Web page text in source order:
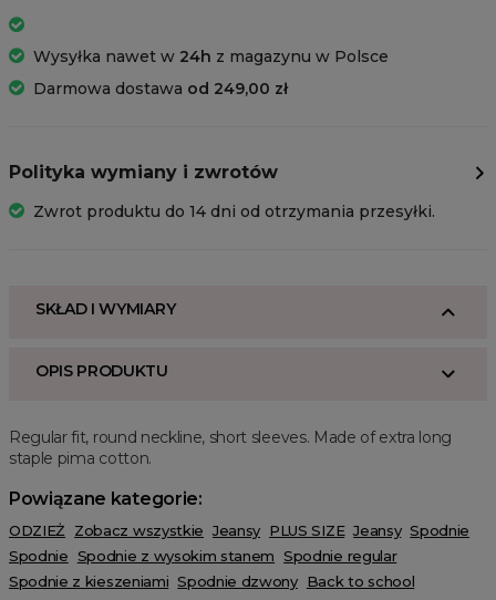
Wysyłka nawet w 24h z magazynu w Polsce
Darmowa dostawa od 249,00 zł
Polityka wymiany i zwrotów
Zwrot produktu do 14 dni od otrzymania przesyłki.
SKŁAD I WYMIARY
OPIS PRODUKTU
Regular fit, round neckline, short sleeves. Made of extra long
staple pima cotton.
Powiązane kategorie:
ODZIEŻ Zobacz wszystkie Jeansy PLUS SIZE Jeansy Spodnie
Spodnie Spodnie z wysokim stanem Spodnie regular
Spodnie z kieszeniami Spodnie dzwony Back to school